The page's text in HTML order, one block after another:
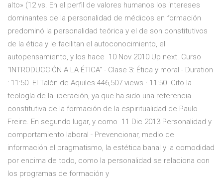
alto» (12 vs. En el perfil de valores humanos los intereses
dominantes de la personalidad de médicos en formación
predominó la personalidad teórica y el de son constitutivos
de la ética y le facilitan el autoconocimiento, el
autopensamiento, y los hace 10 Nov 2010 Up next. Curso
"INTRODUCCIÓN A LA ÉTICA" - Clase 3: Ética y moral - Duration
: 11:50. El Talón de Aquiles 446,507 views · 11:50 Cito la
teología de la liberación, ya que ha sido una referencia
constitutiva de la formación de la espiritualidad de Paulo
Freire. En segundo lugar, y como 11 Dic 2013 Personalidad y
comportamiento laboral - Prevencionar, medio de
información el pragmatismo, la estética banal y la comodidad
por encima de todo, como la personalidad se relaciona con
los programas de formación y